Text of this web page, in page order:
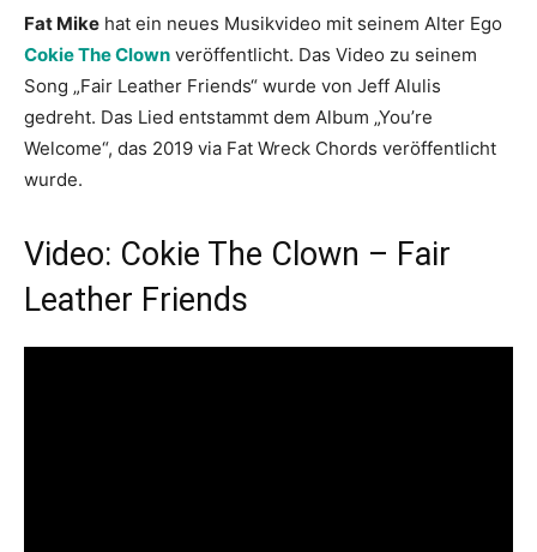
Fat Mike hat ein neues Musikvideo mit seinem Alter Ego
Cokie The Clown veröffentlicht. Das Video zu seinem
Song „Fair Leather Friends“ wurde von Jeff Alulis
gedreht. Das Lied entstammt dem Album „You’re
Welcome“, das 2019 via Fat Wreck Chords veröffentlicht
wurde.
Video: Cokie The Clown – Fair
Leather Friends